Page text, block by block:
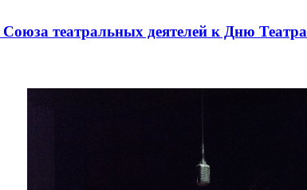
театральных деятелей к Дню Театра